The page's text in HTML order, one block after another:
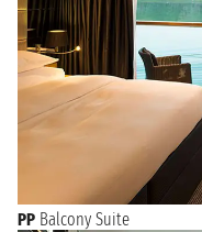
PP Balcony Suite